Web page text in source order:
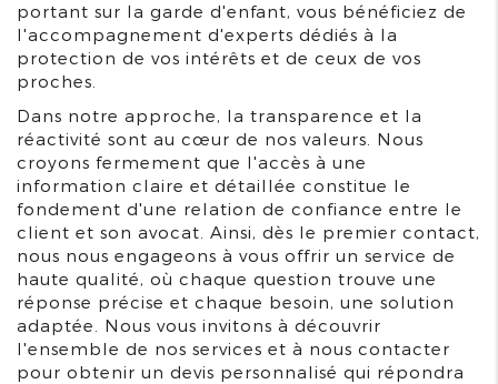
portant sur la garde d'enfant, vous bénéficiez de
l'accompagnement d'experts dédiés à la
protection de vos intérêts et de ceux de vos
proches.
Dans notre approche, la transparence et la
réactivité sont au cœur de nos valeurs. Nous
croyons fermement que l'accès à une
information claire et détaillée constitue le
fondement d'une relation de confiance entre le
client et son avocat. Ainsi, dès le premier contact,
nous nous engageons à vous offrir un service de
haute qualité, où chaque question trouve une
réponse précise et chaque besoin, une solution
adaptée. Nous vous invitons à découvrir
l'ensemble de nos services et à nous contacter
pour obtenir un devis personnalisé qui répondra